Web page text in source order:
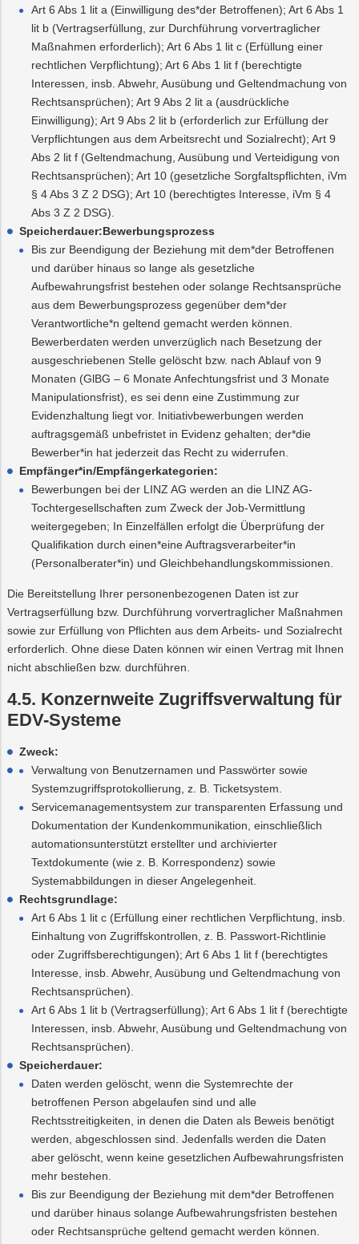
Art 6 Abs 1 lit a (Einwilligung des*der Betroffenen); Art 6 Abs 1
lit b (Vertragserfüllung, zur Durchführung vorvertraglicher
Maßnahmen erforderlich); Art 6 Abs 1 lit c (Erfüllung einer
rechtlichen Verpflichtung); Art 6 Abs 1 lit f (berechtigte
Interessen, insb. Abwehr, Ausübung und Geltendmachung von
Rechtsansprüchen); Art 9 Abs 2 lit a (ausdrückliche
Einwilligung); Art 9 Abs 2 lit b (erforderlich zur Erfüllung der
Verpflichtungen aus dem Arbeitsrecht und Sozialrecht); Art 9
Abs 2 lit f (Geltendmachung, Ausübung und Verteidigung von
Rechtsansprüchen); Art 10 (gesetzliche Sorgfaltspflichten, iVm
§ 4 Abs 3 Z 2 DSG); Art 10 (berechtigtes Interesse, iVm § 4
Abs 3 Z 2 DSG).
Speicherdauer:Bewerbungsprozess
Bis zur Beendigung der Beziehung mit dem*der Betroffenen
und darüber hinaus so lange als gesetzliche
Aufbewahrungsfrist bestehen oder solange Rechtsansprüche
aus dem Bewerbungsprozess gegenüber dem*der
Verantwortliche*n geltend gemacht werden können.
Bewerberdaten werden unverzüglich nach Besetzung der
ausgeschriebenen Stelle gelöscht bzw. nach Ablauf von 9
Monaten (GlBG – 6 Monate Anfechtungsfrist und 3 Monate
Manipulationsfrist), es sei denn eine Zustimmung zur
Evidenzhaltung liegt vor. Initiativbewerbungen werden
auftragsgemäß unbefristet in Evidenz gehalten; der*die
Bewerber*in hat jederzeit das Recht zu widerrufen.
Empfänger*in/Empfängerkategorien:
Bewerbungen bei der LINZ AG werden an die LINZ AG-
Tochtergesellschaften zum Zweck der Job-Vermittlung
weitergegeben; In Einzelfällen erfolgt die Überprüfung der
Qualifikation durch einen*eine Auftragsverarbeiter*in
(Personalberater*in) und Gleichbehandlungskommissionen.
Die Bereitstellung Ihrer personenbezogenen Daten ist zur
Vertragserfüllung bzw. Durchführung vorvertraglicher Maßnahmen
sowie zur Erfüllung von Pflichten aus dem Arbeits- und Sozialrecht
erforderlich. Ohne diese Daten können wir einen Vertrag mit Ihnen
nicht abschließen bzw. durchführen.
4.5. Konzernweite Zugriffsverwaltung für
EDV-Systeme
Zweck:
Verwaltung von Benutzernamen und Passwörter sowie
Systemzugriffsprotokollierung, z. B. Ticketsystem.
Servicemanagementsystem zur transparenten Erfassung und
Dokumentation der Kundenkommunikation, einschließlich
automationsunterstützt erstellter und archivierter
Textdokumente (wie z. B. Korrespondenz) sowie
Systemabbildungen in dieser Angelegenheit.
Rechtsgrundlage:
Art 6 Abs 1 lit c (Erfüllung einer rechtlichen Verpflichtung, insb.
Einhaltung von Zugriffskontrollen, z. B. Passwort-Richtlinie
oder Zugriffsberechtigungen); Art 6 Abs 1 lit f (berechtigtes
Interesse, insb. Abwehr, Ausübung und Geltendmachung von
Rechtsansprüchen).
Art 6 Abs 1 lit b (Vertragserfüllung); Art 6 Abs 1 lit f (berechtigte
Interessen, insb. Abwehr, Ausübung und Geltendmachung von
Rechtsansprüchen).
Speicherdauer:
Daten werden gelöscht, wenn die Systemrechte der
betroffenen Person abgelaufen sind und alle
Rechtsstreitigkeiten, in denen die Daten als Beweis benötigt
werden, abgeschlossen sind. Jedenfalls werden die Daten
aber gelöscht, wenn keine gesetzlichen Aufbewahrungsfristen
mehr bestehen.
Bis zur Beendigung der Beziehung mit dem*der Betroffenen
und darüber hinaus solange Aufbewahrungsfristen bestehen
oder Rechtsansprüche geltend gemacht werden können.